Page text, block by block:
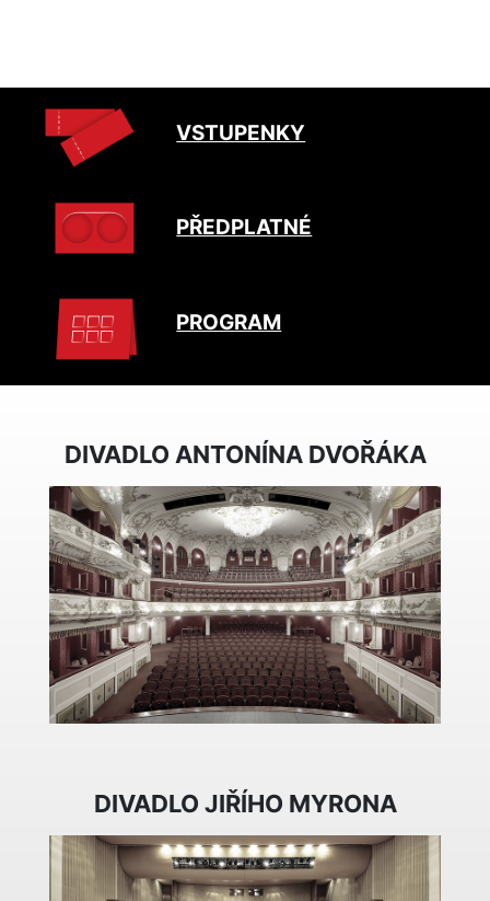
VSTUPENKY
PŘEDPLATNÉ
PROGRAM
DIVADLO ANTONÍNA DVOŘÁKA
DIVADLO JIŘÍHO MYRONA